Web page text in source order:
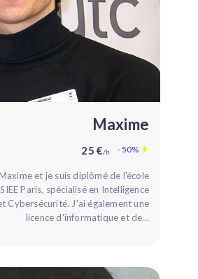
Maxime
25 €/h - 50%
Paris, spécialisé en Intelligence
Cybersécurité. J'ai également une
licence d'informatique et de...